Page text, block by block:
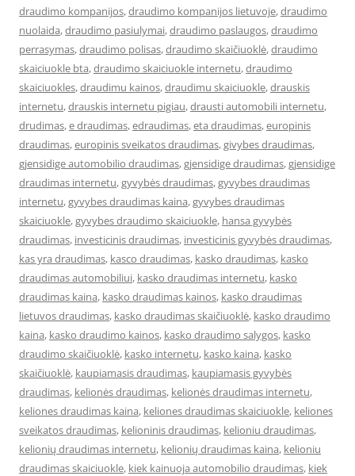
draudimo kompanijos,draudimo kompanijos lietuvoje,draudimo
nuolaida,draudimo pasiulymai,draudimo paslaugos,draudimo
perrasymas,draudimo polisas,draudimo skaičiuoklė,draudimo
skaiciuokle bta,draudimo skaiciuokle internetu,draudimo
skaiciuokles,draudimu kainos,draudimu skaiciuokle,drauskis
internetu,drauskis internetu pigiau,drausti automobili internetu,
drudimas,e draudimas,edraudimas,eta draudimas,europinis
draudimas,europinis sveikatos draudimas,givybes draudimas,
gjensidige automobilio draudimas,gjensidige draudimas,gjensidige
draudimas internetu,gyvybės draudimas,gyvybes draudimas
internetu,gyvybes draudimas kaina,gyvybes draudimas
skaiciuokle,gyvybes draudimo skaiciuokle, hansa gyvybės
draudimas, investicinis draudimas, investicinis gyvybės draudimas,
kas yra draudimas, kasco draudimas, kasko draudimas, kasko
draudimas automobiliui, kasko draudimas internetu, kasko
draudimas kaina, kasko draudimas kainos, kasko draudimas
lietuvos draudimas, kasko draudimas skaičiuoklė, kasko draudimo
kaina, kasko draudimo kainos, kasko draudimo salygos, kasko
draudimo skaičiuoklė, kasko internetu, kasko kaina, kasko
skaičiuoklė, kaupiamasis draudimas, kaupiamasis gyvybės
draudimas, kelionės draudimas, kelionės draudimas internetu,
keliones draudimas kaina, keliones draudimas skaiciuokle, keliones
sveikatos draudimas, kelioninis draudimas, kelioniu draudimas,
kelionių draudimas internetu, kelionių draudimas kaina, kelioniu
draudimas skaiciuokle, kiek kainuoja automobilio draudimas, kiek